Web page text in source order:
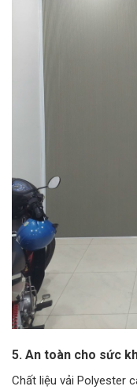
5. An toàn cho sức
Chất liệu vải Polyester